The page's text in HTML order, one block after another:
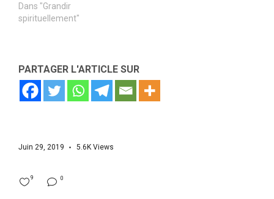
Dans "Grandir
spirituellement"
PARTAGER L'ARTICLE SUR
Juin 29, 2019 5.6K Views
0
9